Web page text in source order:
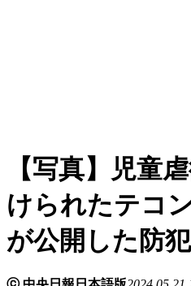
【写真】児童
けられたテコ
が公開した防